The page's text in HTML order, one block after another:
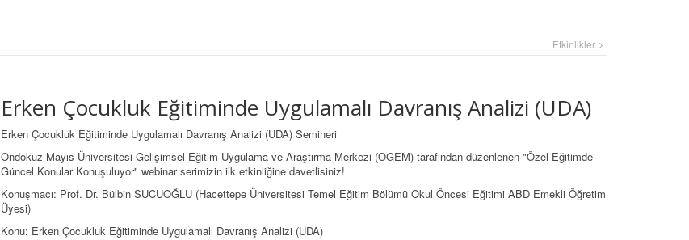
Etkinlikler
Erken Çocukluk Eğitiminde Uygulamalı Davranış Analizi (UDA)
Erken Çocukluk Eğitiminde Uygulamalı Davranış Analizi (UDA) Semineri
Ondokuz Mayıs Üniversitesi Gelişimsel Eğitim Uygulama ve Araştırma Merkezi (OGEM) tarafından düzenlenen "Özel Eğitimde
Güncel Konular Konuşuluyor" webinar serimizin ilk etkinliğine davetlisiniz!
Konuşmacı: Prof. Dr. Bülbin SUCUOĞLU (Hacettepe Üniversitesi Temel Eğitim Bölümü Okul Öncesi Eğitimi ABD Emekli Öğretim
Üyesi)
Konu: Erken Çocukluk Eğitiminde Uygulamalı Davranış Analizi (UDA)